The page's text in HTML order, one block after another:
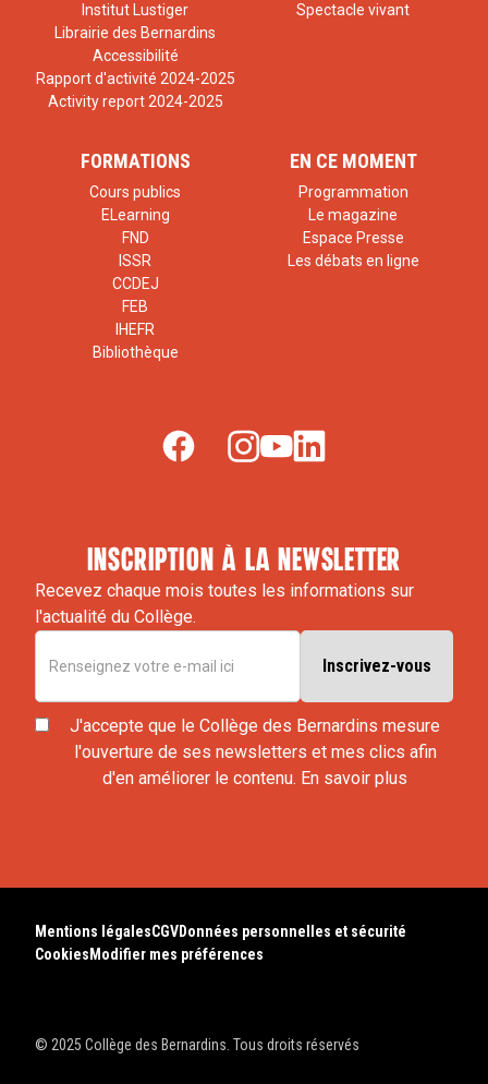
Institut Lustiger
Librairie des Bernardins
Accessibilité
Rapport d'activité 2024-2025
Activity report 2024-2025
Spectacle vivant
FORMATIONS
Cours publics
ELearning
FND
ISSR
CCDEJ
FEB
IHEFR
Bibliothèque
EN CE MOMENT
Programmation
Le magazine
Espace Presse
Les débats en ligne
inscription à la newsletter
Recevez chaque mois toutes les informations sur
l'actualité du Collège.
J'accepte que le Collège des Bernardins mesure
l'ouverture de ses newsletters et mes clics afin
d'en améliorer le contenu. En savoir plus
© 2025 Collège des Bernardins. Tous droits réservés
Mentions légalesCGVDonnées personnelles et sécurité
Cookies Modifier mes préférences